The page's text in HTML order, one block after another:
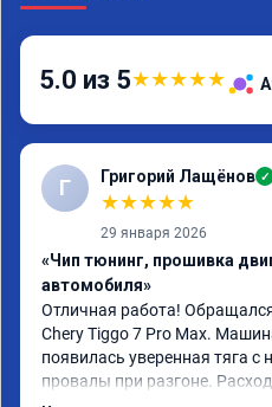
5.0 из 5★★★★★
Г Григорий Лащёнов ✓
★★★★★
29 января 2026
«Чип тюнинг, прошивка
автомобиля»
Отличная работа!
Chery Tiggo 7 Pro Max.
появилась уверенная тяга с
провалы при разгоне.